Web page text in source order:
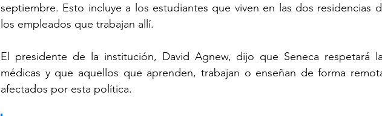
septiembre. Esto incluye a los estudiantes que viven en las dos residencias
los empleados que trabajan allí.
El presidente de la institución, David Agnew, dijo que Seneca respetará
médicas y que aquellos que aprenden, trabajan o enseñan de forma
afectados por esta política.